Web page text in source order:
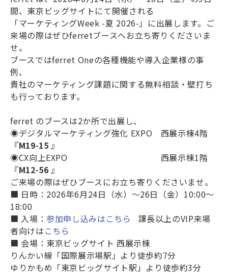
間、東京ビッグサイトにて開催される
「マーケティングWeek -夏 2026-」に出展します。ご
来場の際はぜひferretブースへお立ち寄りくださいま
せ。
ブースではferret Oneの各種機能や導入企業様の事
例、
貴社のマーケティング課題に関する無料相談・壁打ち
も行っております。
ferret のブースは2か所で出展し、
◉デジタルマーケティング強化 EXPO 西展示棟4階
『M19-15』
◉CX向上EXPO 西展示棟1階
『M12-56』
ご来場の際はぜひブースにお立ち寄りくださいませ。
■ 日時：2026年6月24日（水）～26日（金）10:00～
18:00
■ 入場：参加申し込みはこちら
課長以上のVIP来場
者向けは こちら
■ 会場：東京ビッグサイト 西展示棟
りんかい線「国際展示場駅」より徒歩約7分
ゆりかもめ「東京ビッグサイト駅」より徒歩約3分